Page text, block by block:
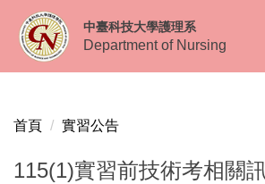
到
容
中臺科技大學護理系
Department of Nursing
首頁 實習公告
115(1)實習前技術考相關